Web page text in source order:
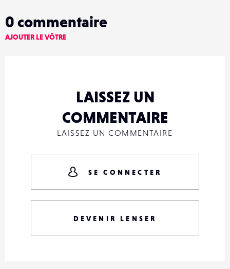
0 commentaire
AJOUTER LE VÔTRE
LAISSEZ UN
COMMENTAIRE
LAISSEZ UN COMMENTAIRE
SE CONNECTER
DEVENIR LENSER